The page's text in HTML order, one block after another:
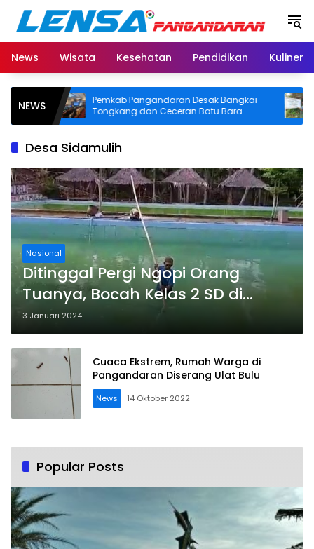
Langsung
konten
News
Wisata Kesehatan Pendidikan Kuliner
NEWS
Pemkab Pangandaran Desak Bangkai
Tongkang dan Ceceran Batu Bara
Segera Diangkat, Soroti Buruknya
BPN
SHM
Usut
Desa Sidamulih
Nasional
Ditinggal Pergi Ngopi Orang
Tuanya, Bocah Kelas 2 SD di
Pangandaran Tenggelam Saat
Berenang
3 Januari 2024
Cuaca Ekstrem, Rumah Warga di
Pangandaran Diserang Ulat Bulu
News 14 Oktober 2022
Popular Posts